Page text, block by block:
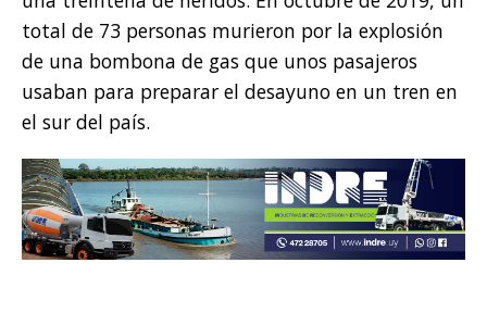
total de 73 personas murieron por la explosión
de una bombona de gas que unos pasajeros
usaban para preparar el desayuno en un tren en
el sur del país.